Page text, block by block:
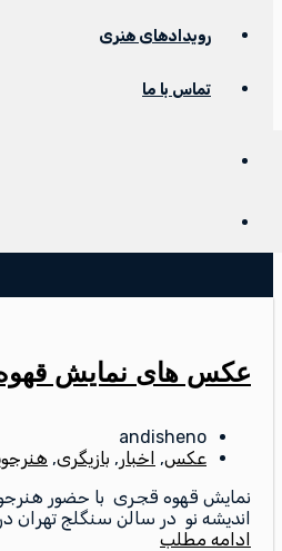
رویدادهای هنری
تماس با ما
عکس های نمایش
andisheno
عکس, اخبار , بازیگری,
نمایش قهوه قجری با حضور
اندیشه نو در سالن سنگلج تهران
ادامه مطلب